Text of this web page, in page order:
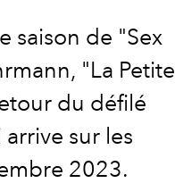
saison de "Sex
"La Petite
du défilé
sur les
2023.